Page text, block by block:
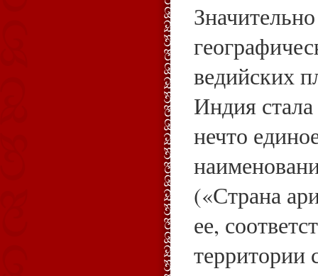
ведийских
Индия стала
нечто
(«Страна
ее,
территории